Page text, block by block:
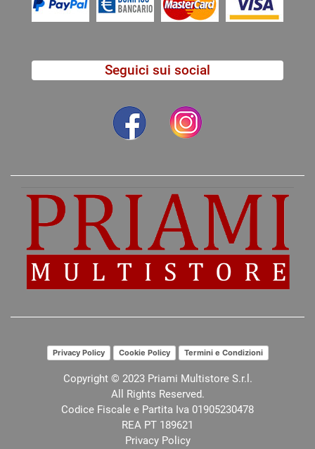
Seguici sui social
Privacy Policy Cookie Policy Termini e Condizioni
Copyright © 2023 Priami Multistore S.r.l.
All Rights Reserved.
Codice Fiscale e Partita Iva 01905230478
REA PT 189621
Privacy Policy